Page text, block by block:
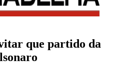
que partido da